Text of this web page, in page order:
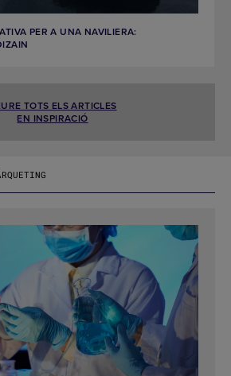
PER A UNA NAVILIERA:
TOTS ELS ARTICLES
EN INSPIRACIÓ